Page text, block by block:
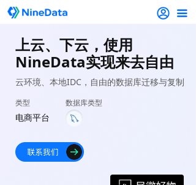
끀
类型
电商平台
数据库类型
上云、下云，使用
NineData实现来去自由
云环境、本地IDC，自由的数据库迁移与复制